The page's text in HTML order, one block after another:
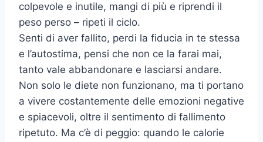
colpevole e inutile, mangi di più e riprendi il
peso perso – ripeti il ciclo.
Senti di aver fallito, perdi la fiducia in te stessa
e l’autostima, pensi che non ce la farai mai,
tanto vale abbandonare e lasciarsi andare.
Non solo le diete non funzionano, ma ti portano
a vivere costantemente delle emozioni negative
e spiacevoli, oltre il sentimento di fallimento
ripetuto. Ma c’è di peggio: quando le calorie